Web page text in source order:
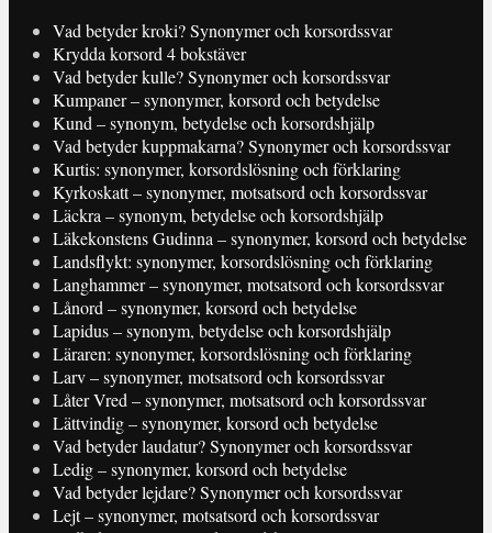
Vad betyder kroki? Synonymer och korsordssvar
Krydda korsord 4 bokstäver
Vad betyder kulle? Synonymer och korsordssvar
Kumpaner – synonymer, korsord och betydelse
Kund – synonym, betydelse och korsordshjälp
Vad betyder kuppmakarna? Synonymer och korsordssvar
Kurtis: synonymer, korsordslösning och förklaring
Kyrkoskatt – synonymer, motsatsord och korsordssvar
Läckra – synonym, betydelse och korsordshjälp
Läkekonstens Gudinna – synonymer, korsord och betydelse
Landsflykt: synonymer, korsordslösning och förklaring
Langhammer – synonymer, motsatsord och korsordssvar
Lånord – synonymer, korsord och betydelse
Lapidus – synonym, betydelse och korsordshjälp
Läraren: synonymer, korsordslösning och förklaring
Larv – synonymer, motsatsord och korsordssvar
Låter Vred – synonymer, motsatsord och korsordssvar
Lättvindig – synonymer, korsord och betydelse
Vad betyder laudatur? Synonymer och korsordssvar
Ledig – synonymer, korsord och betydelse
Vad betyder lejdare? Synonymer och korsordssvar
Lejt – synonymer, motsatsord och korsordssvar